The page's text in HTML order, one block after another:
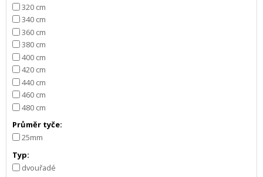
320 cm
340 cm
360 cm
380 cm
400 cm
420 cm
440 cm
460 cm
480 cm
Průměr tyče:
25mm
Typ:
dvouřadé